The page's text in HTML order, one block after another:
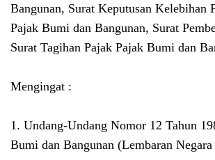
Bangunan, Surat Keputusan Kelebihan
Pajak Bumi dan Bangunan, Surat
Surat Tagihan Pajak Pajak Bumi dan
Mengingat :
1. Undang-Undang Nomor 12 Tahun
Bumi dan Bangunan (Lembaran